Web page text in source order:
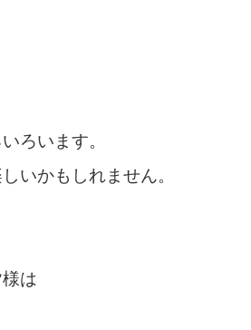
ろいます。
いかもしれません。
は